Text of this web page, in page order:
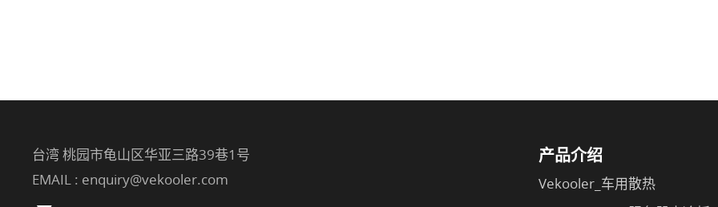
产品介绍
Vekooler_车用散热
台湾 桃园市龟山区华亚三路39巷1号
EMAIL : enquiry@vekooler.com